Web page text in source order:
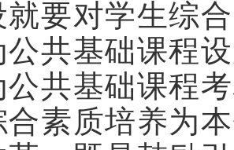
要对学生综
共基础课程
共基础课程
合素质培养为